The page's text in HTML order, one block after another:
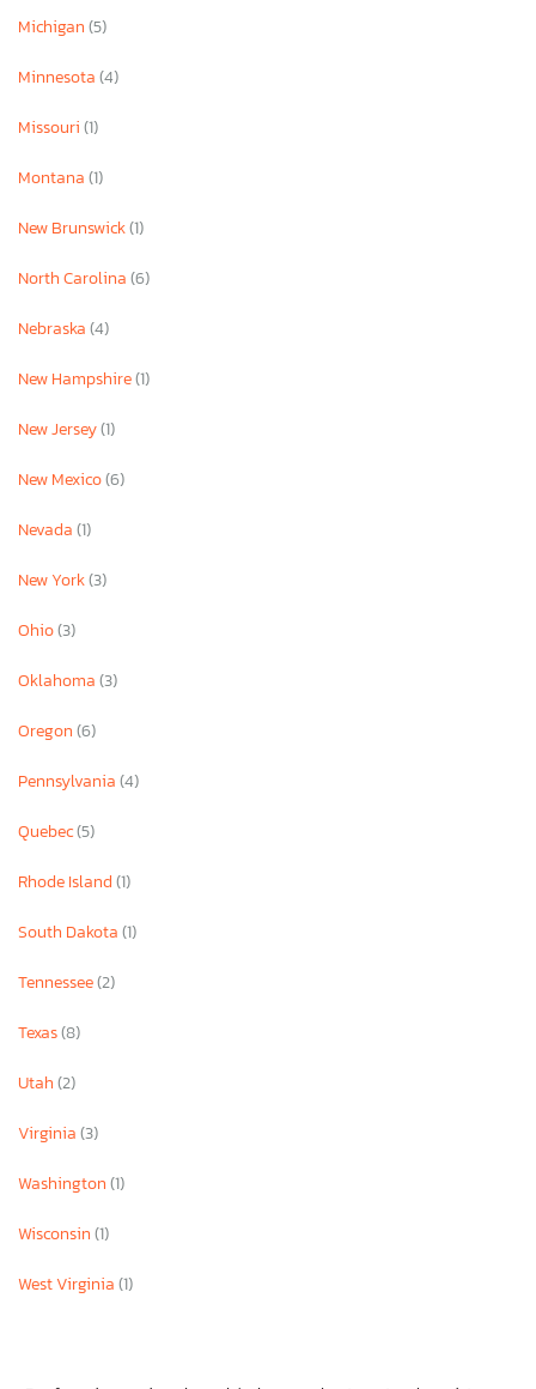
Michigan(5)
Minnesota(4)
Missouri(1)
Montana(1)
New Brunswick(1)
North Carolina(6)
Nebraska(4)
New Hampshire(1)
New Jersey(1)
New Mexico(6)
Nevada(1)
New York(3)
Ohio(3)
Oklahoma(3)
Oregon(6)
Pennsylvania(4)
Quebec(5)
Rhode Island(1)
South Dakota(1)
Tennessee(2)
Texas(8)
Utah(2)
Virginia(3)
Washington(1)
Wisconsin(1)
West Virginia(1)